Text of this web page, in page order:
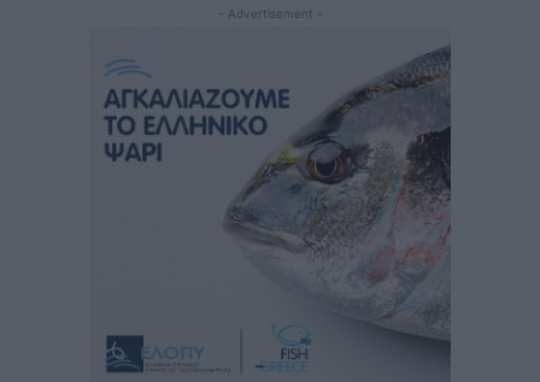
- Advertisement -